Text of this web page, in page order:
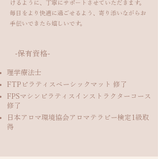
けるように、丁寧にサポートさせていただきます。
毎日をより快適に過ごせるよう、寄り添いながらお
手伝いできたら嬉しいです。
​-保有資格-
理学療法士
FTPピラティスベーシックマット 修了
FPSマシンピラティスインストラクターコース
修了
日本アロマ環境協会アロマテラピー検定1級取
得